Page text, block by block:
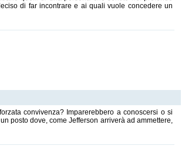
di far incontrare e ai quali vuole concedere un
convivenza? Imparerebbero a conoscersi o si
posto dove, come Jefferson arriverà ad ammettere,